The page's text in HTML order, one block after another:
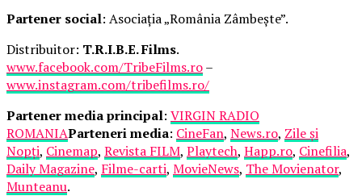
Partener social: Asociația „România Zâmbește”.
Distribuitor: T.R.I.B.E. Films.
www.facebook.com/TribeFilms.ro–
www.instagram.com/tribefilms.ro/
Partener media principal: VIRGIN RADIO
ROMANIAParteneri media: CineFan, News.ro, Zile și
Nopți, Cinemap, Revista FILM, Playtech, Happ.ro, Cinefilia,
Daily Magazine, Filme-carti, MovieNews, The Movienator,
Munteanu.